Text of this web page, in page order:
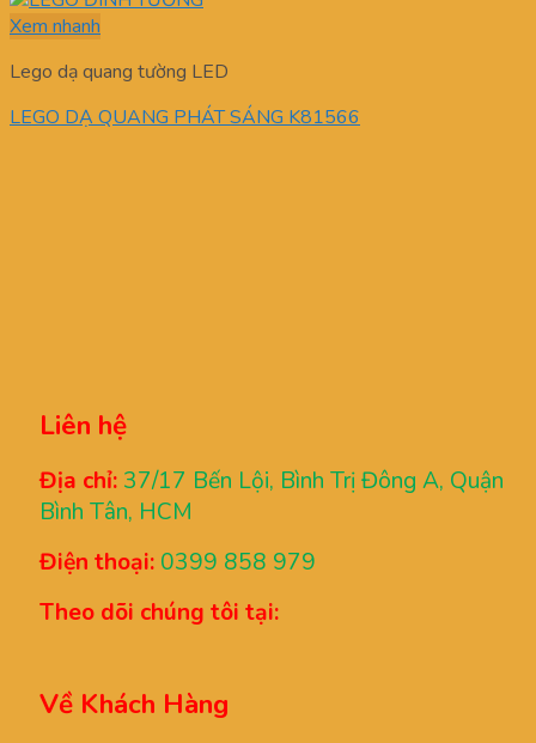
Xem nhanh
Lego dạ quang tường LED
LEGO DẠ QUANG PHÁT SÁNG K81566
Liên hệ
Địa chỉ: 37/17 Bến Lội, Bình Trị Đông A, Quận
Bình Tân, HCM
Điện thoại: 0399 858 979
Theo dõi chúng tôi tại:
Về Khách Hàng